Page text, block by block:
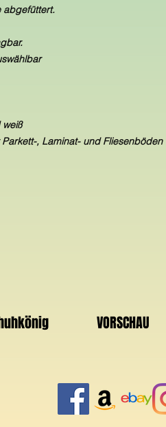
abgefüttert.
, Laminat- und Fliesenböden
VORSCHAU